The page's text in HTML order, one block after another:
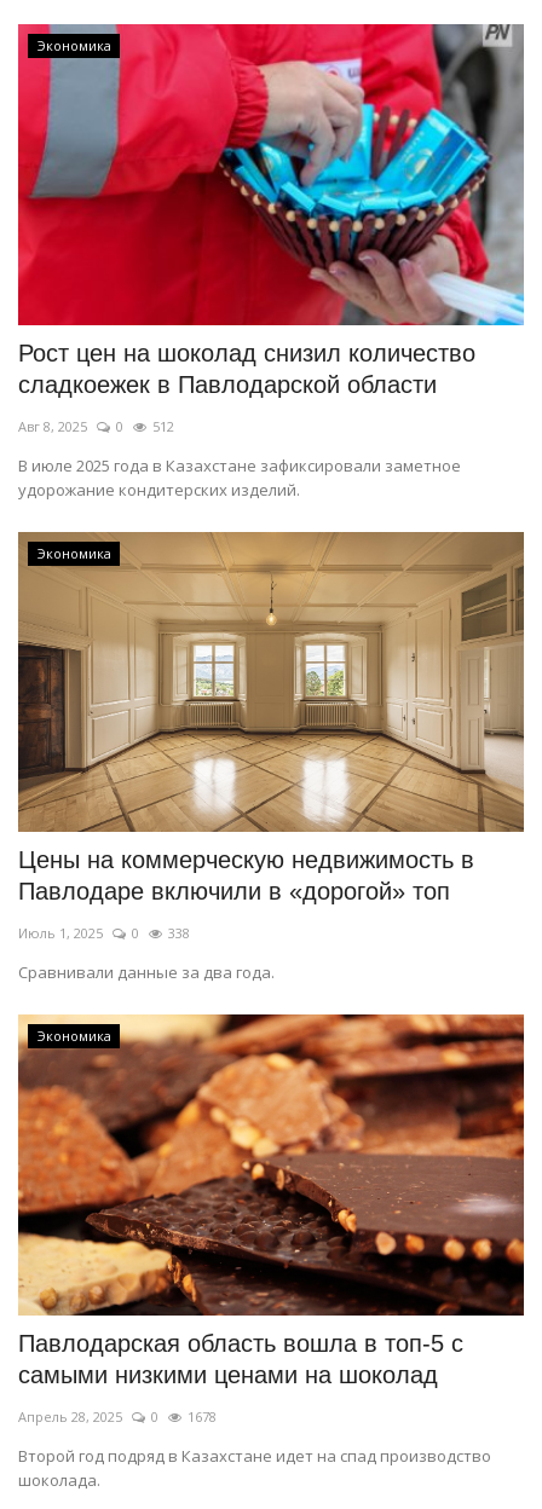
Экономика
Рост цен на шоколад снизил количество
сладкоежек в Павлодарской области
Авг 8, 2025 0 512
В июле 2025 года в Казахстане зафиксировали заметное
удорожание кондитерских изделий.
Экономика
Цены на коммерческую недвижимость в
Павлодаре включили в «дорогой» топ
Июль 1, 2025 0 338
Сравнивали данные за два года.
Экономика
Павлодарская область вошла в топ-5 с
самыми низкими ценами на шоколад
Апрель 28, 2025 0 1678
Второй год подряд в Казахстане идет на спад производство
шоколада.